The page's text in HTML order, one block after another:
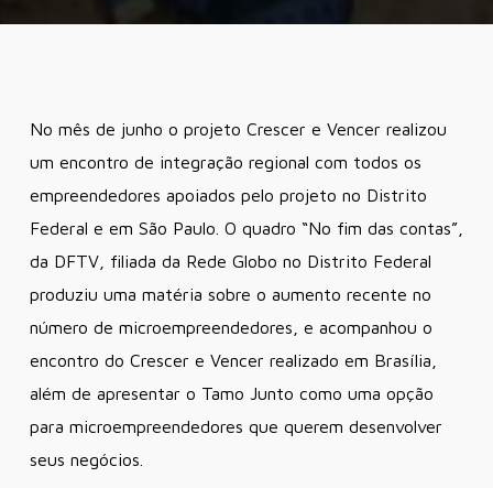
No mês de junho o projeto Crescer e Vencer realizou
um encontro de integração regional com todos os
empreendedores apoiados pelo projeto no Distrito
Federal e em São Paulo. O quadro “No fim das contas”,
da DFTV, filiada da Rede Globo no Distrito Federal
produziu uma matéria sobre o aumento recente no
número de microempreendedores, e acompanhou o
encontro do Crescer e Vencer realizado em Brasília,
além de apresentar o Tamo Junto como uma opção
para microempreendedores que querem desenvolver
seus negócios.